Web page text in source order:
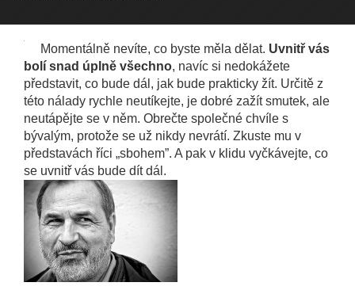
Momentálně nevíte, co byste měla dělat. Uvnitř vás
bolí snad úplně všechno, navíc si nedokážete
představit, co bude dál, jak bude prakticky žít. Určitě z
této nálady rychle neutíkejte, je dobré zažít smutek, ale
neutápějte se v něm. Obrečte společné chvíle s
bývalým, protože se už nikdy nevrátí. Zkuste mu v
představách říci „sbohem”. A pak v klidu vyčkávejte, co
se uvnitř vás bude dít dál.